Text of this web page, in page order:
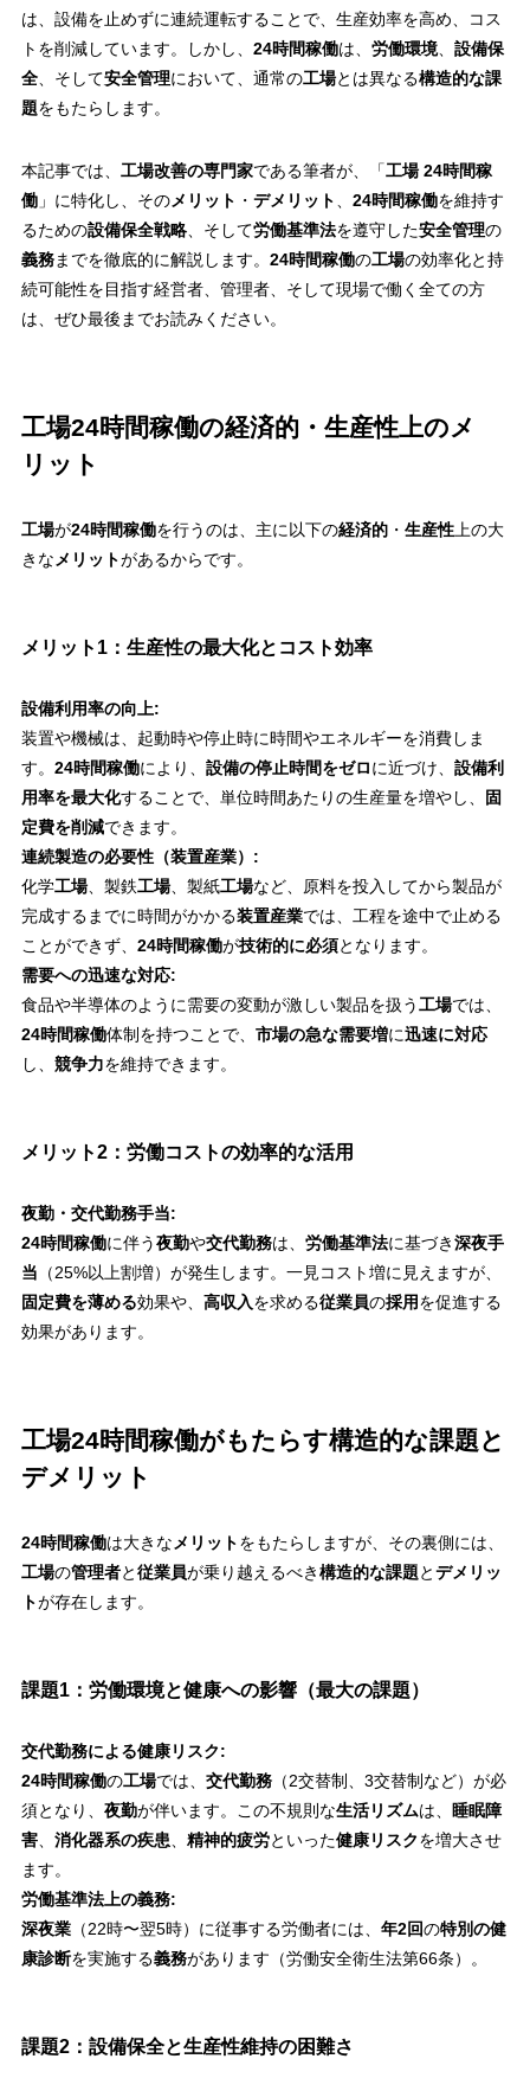
は、設備を止めずに連続運転することで、生産効率を高め、コス
トを削減しています。しかし、 24時間稼働は、 労働環境、 設備保
全、そして安全管理において、通常の工場とは異なる構造的な課
題をもたらします。
本記事では、 工場改善の専門家である筆者が、「工場 24時間稼
働」に特化し、そのメリット ・ デメリット 24時間稼働を維持す
るための設備保全戦略、そして労働基準法を遵守した安全管理の
義務までを徹底的に解説します。 24時間稼働の工場の効率化と持
続可能性を目指す経営者、管理者、そして現場で働く全ての方
は、ぜひ最後までお読みください。
工場24時間稼働の経済的・生産性上のメ
リット
工場が24時間稼働を行うのは、主に以下の経済的・ 生産性上の大
きな メリットがあるからです。
メリット1：生産性の最大化とコスト効率
設備利用率の向上:
装置や機械は、起動時や停止時に時間やエネルギーを消費しま
す。 24時間稼働により、 設備の停止時間をゼロに近づけ、 設備利
用率を最大化することで、単位時間あたりの生産量を増やし、
固
定費を削減できます。
連続製造の必要性（装置産業）:
化学工場、製鉄工場、製紙工場など、原料を投入してから製品が
完成するまでに時間がかかる装置産業では、工程を途中で止める
ことができず、 24時間稼働が技術的に必須となります。
需要への迅速な対応:
食品や半導体のように需要の変動が激しい製品を扱う工場では、
24時間稼働体制を持つことで、 市場の急な需要増に迅速に対応
し、 競争力を維持できます。
メリット2：労働コストの効率的な活用
夜勤・交代勤務手当:
24時間稼働に伴う夜勤や交代勤務は、 労働基準法に基づき深夜手
当 （25%以上割増）が発生します。一見コスト増に見えますが、
固定費を薄める効果や、 高収入を求める従業員の採用を促進する
効果があります。
工場24時間稼働がもたらす構造的な課題と
デメリット
24時間稼働は大きな メリットをもたらしますが、その裏側には、
工場の管理者と従業員が乗り越えるべき構造的な課題とデメリッ
トが存在します。
課題1：労働環境と健康への影響（最大の課題）
交代勤務による健康リスク:
24時間稼働の工場では、 交代勤務（2交替制、3交替制など）が必
須となり、 夜勤が伴います。この不規則な生活リズムは、
睡眠障
害、 消化器系の疾患 精神的疲労といった健康リスクを増大させ
ます。
労働基準法上の義務:
深夜業（22時〜翌5時）に従事する労働者には、 年2回の特別の健
康診断を実施する義務があります（労働安全衛生法第66条）。
課題2：設備保全と生産性維持の困難さ